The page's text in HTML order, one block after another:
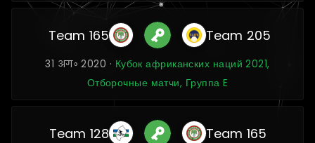
Team 165 Team 205
31 अग॰ 2020 · Кубок африканских наций 2021,
Отборочные матчи, Группа E
Team 128 Team 165